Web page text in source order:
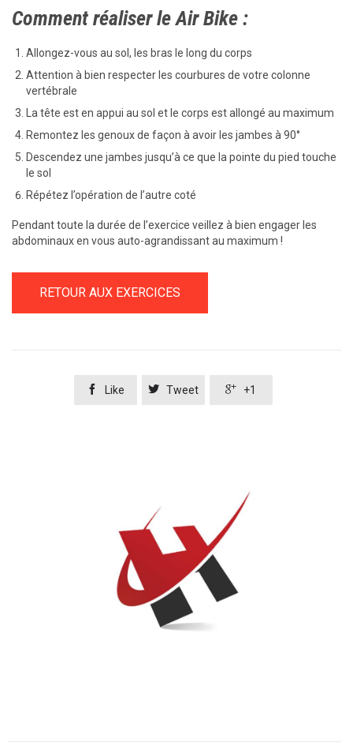
Comment réaliser le Air Bike :
Allongez-vous au sol, les bras le long du corps
Attention à bien respecter les courbures de votre colonne
vertébrale
La tête est en appui au sol et le corps est allongé au maximum
Remontez les genoux de façon à avoir les jambes à 90°
Descendez une jambes jusqu’à ce que la pointe du pied touche
le sol
Répétez l’opération de l’autre coté
Pendant toute la durée de l’exercice veillez à bien engager les
abdominaux en vous auto-agrandissant au maximum !
RETOUR AUX EXERCICES
 Like  Tweet  +1